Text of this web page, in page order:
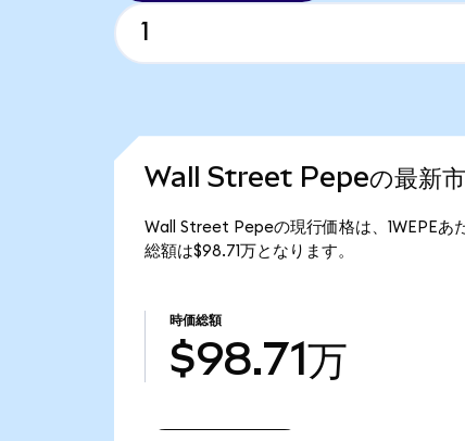
Wall Street Pepeの最新市
Wall Street Pepeの現行価格は、1WEPE
総額は$98.71万となります。
時価総額
$98.71万